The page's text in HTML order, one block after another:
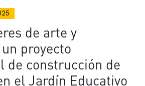
de arte y
proyecto
de construcción de
el Jardín Educativo